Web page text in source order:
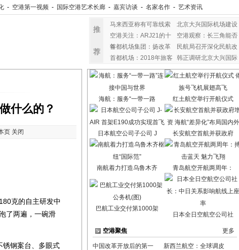
- 空港第一视频 - 国际空港艺术长廊 - 嘉宾访谈 - 名家名作 - 艺术资讯
推
荐
马来西亚称有可靠线索
北京大兴国际机场建设
空港关注：ARJ21的十
年
空港观察：长三角能否
首都机场集团：扬改革
民航局召开深化民航改
首都机场：2018年旅客
韩正调研北京大兴国际
什么的？
页 关闭
克的自主研发中
了两遍，一碗滑
钢案台、多眼式
海航：服务“一带一路 红土航空举行开航仪式
日本航空公司子公司 J 长安航空首航并获政府
南航着力打造乌鲁木齐 青岛航空开航两周年：
巴航工业交付第1000架
日本全日空航空公司社
空港聚焦 更多
中国改革开放后的第一
新西兰航空：全球调皮